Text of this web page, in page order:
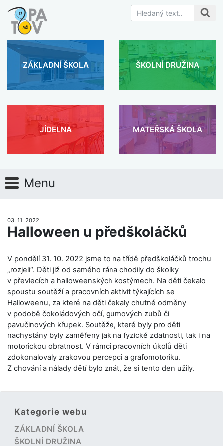
ZÁKLADNÍ ŠKOLA ŠKOLNÍ DRUŽINA
JÍDELNA MATEŘSKÁ ŠKOLA
Menu
03. 11. 2022
Halloween u předškoláčků
V pondělí 31. 10. 2022 jsme to na třídě předškoláčků trochu
„rozjeli“. Děti již od samého rána chodily do školky
v převlecích a halloweenských kostýmech. Na děti čekalo
spoustu soutěží a pracovních aktivit týkajících se
Halloweenu, za které na děti čekaly chutné odměny
v podobě čokoládových očí, gumových zubů či
pavučinových křupek. Soutěže, které byly pro děti
nachystány byly zaměřeny jak na fyzické zdatnosti, tak i na
motorickou obratnost. V rámci pracovních úkolů děti
zdokonalovaly zrakovou percepci a grafomotoriku.
Z chování a nálady dětí bylo znát, že si tento den užily.
Kategorie webu
ZÁKLADNÍ ŠKOLA
ŠKOLNÍ DRUŽINA